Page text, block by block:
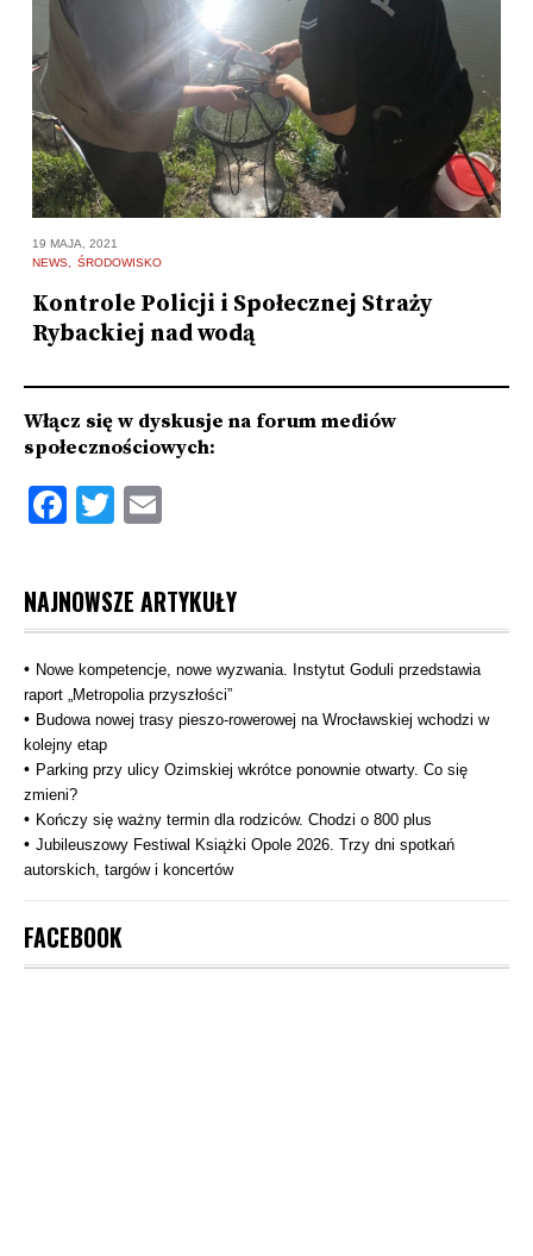
19 MAJA, 2021
NEWS
ŚRODOWISKO
Kontrole Policji i Społecznej Straży
Rybackiej nad wodą
Włącz się w dyskusje na forum mediów
społecznościowych:
Facebook
Twitter
NAJNOWSZE ARTYKUŁY
Nowe kompetencje, nowe wyzwania. Instytut Goduli przedstawia
raport „Metropolia przyszłości”
Budowa nowej trasy pieszo‑rowerowej na Wrocławskiej wchodzi w
kolejny etap
Parking przy ulicy Ozimskiej wkrótce ponownie otwarty. Co się
zmieni?
Kończy się ważny termin dla rodziców. Chodzi o 800 plus
Jubileuszowy Festiwal Książki Opole 2026. Trzy dni spotkań
autorskich, targów i koncertów
FACEBOOK